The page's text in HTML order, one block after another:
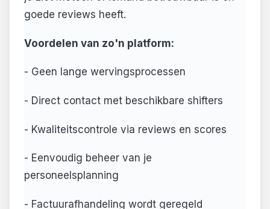
goede reviews heeft.
Voordelen van zo'n platform:
- Geen lange wervingsprocessen
- Direct contact met beschikbare shifters
- Kwaliteitscontrole via reviews en scores
- Eenvoudig beheer van je
personeelsplanning
- Factuurafhandeling wordt geregeld